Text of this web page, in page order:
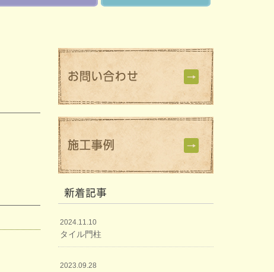
新着記事
2024.11.10
タイル門柱
2023.09.28